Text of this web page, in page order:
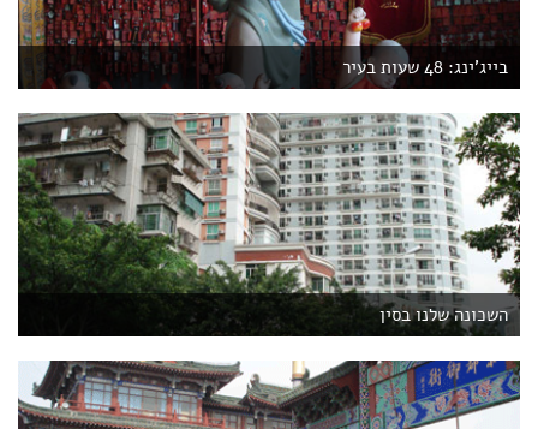
בייג'ינג: 48 שעות בעיר
השכונה שלנו בסין